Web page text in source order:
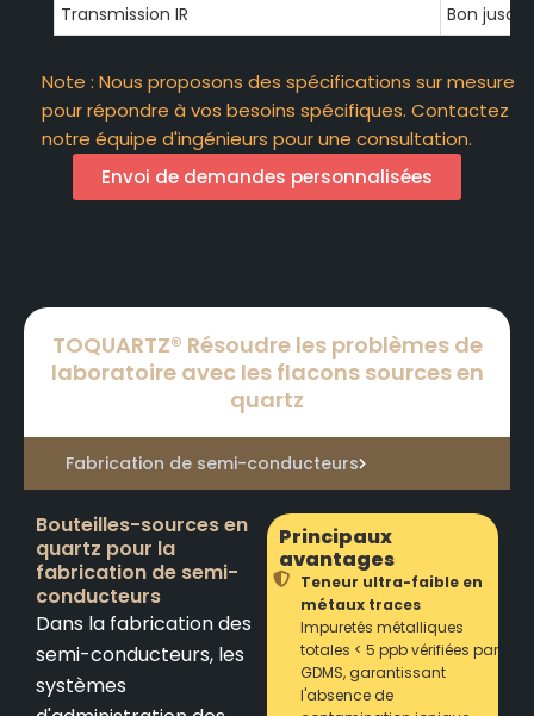
Transmission IR
Bon
Note : Nous proposons des spécifications sur mesure
pour répondre à vos besoins spécifiques. Contactez
notre équipe d'ingénieurs pour une consultation.
Envoi de demandes personnalisées
TOQUARTZ® Résoudre les problèmes de
laboratoire avec les flacons sources en
quartz
Fabrication de semi-conducteurs
Bouteilles-sources en
quartz pour la
fabrication de semi-
conducteurs
Dans la fabrication des
semi-conducteurs, les
systèmes
Principaux
avantages
Teneur ultra-faible en
métaux traces
Impuretés métalliques
totales < 5 ppb vérifiées par
GDMS, garantissant
l'absence de